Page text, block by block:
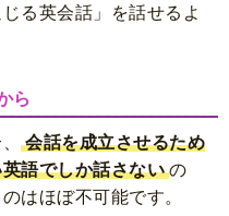
る英会話」を話せるよ
ら
、 会話を成立させるため
語でしか話さない の
はほぼ不可能です。